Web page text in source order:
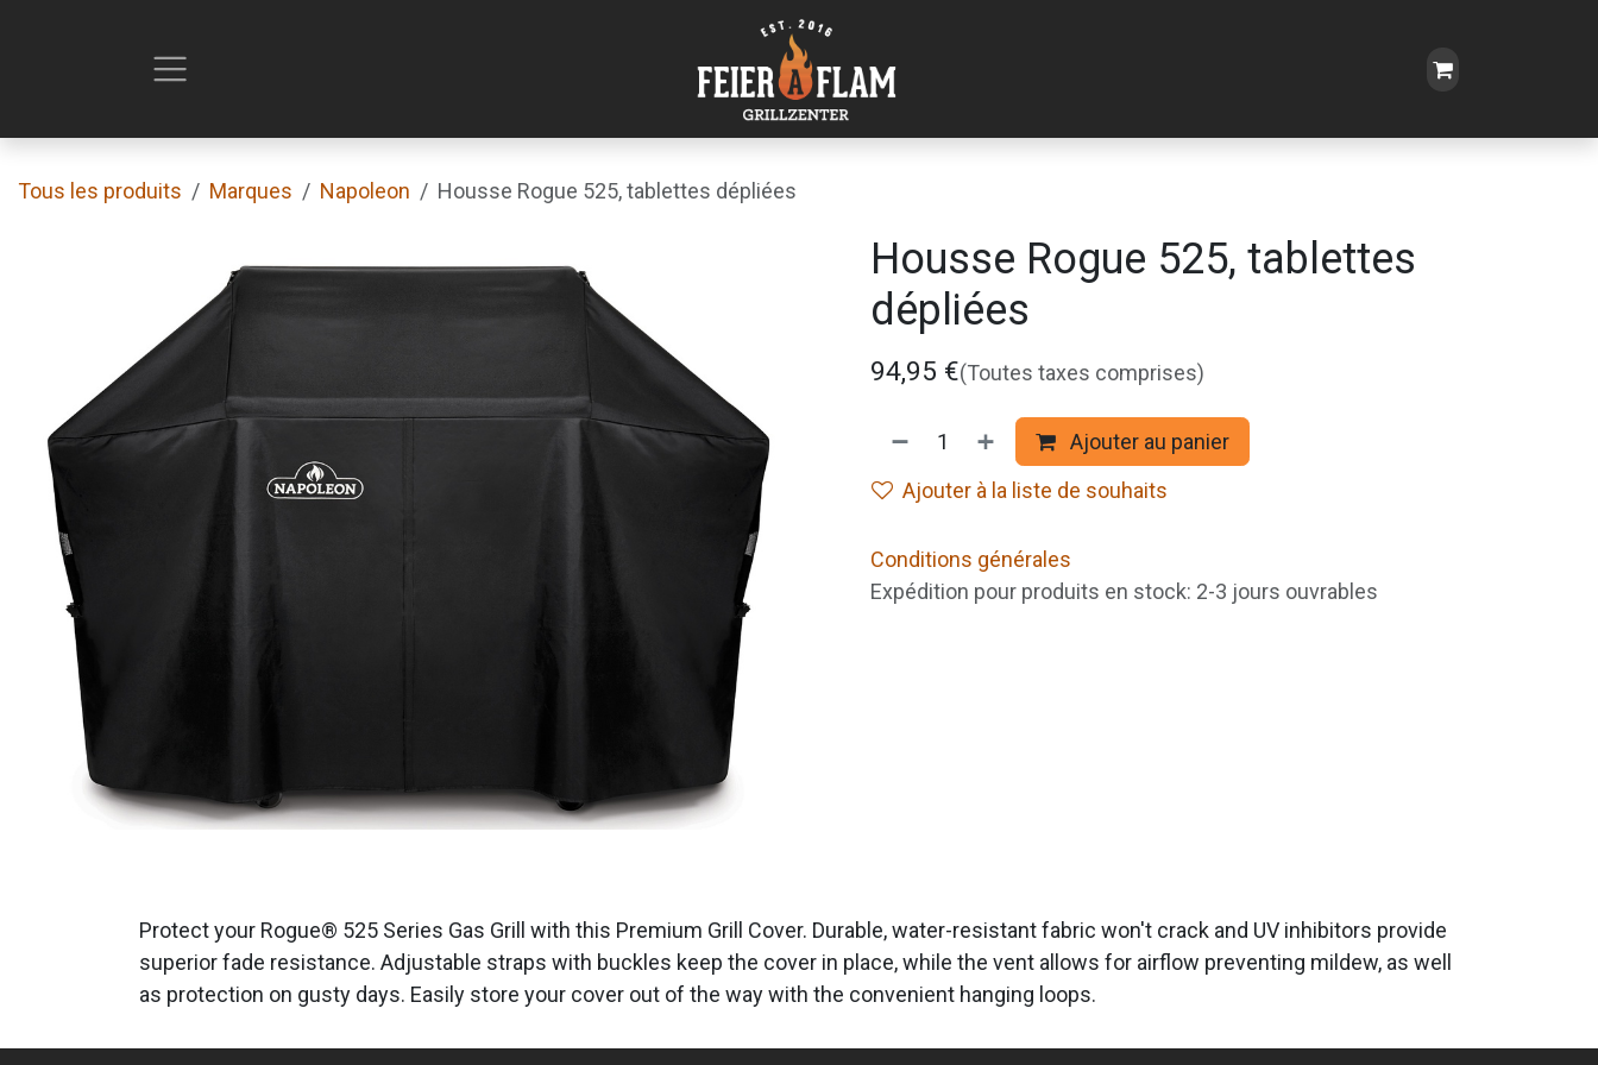
Tous les produits Marques Napoleon Housse Rogue 525, tablettes dépliées
Housse Rogue 525, tablettes
dépliées
94,95 €(Toutes taxes comprises)
Ajouter au panier
Ajouter à la liste de souhaits
Conditions générales
Expédition pour produits en stock: 2-3 jours ouvrables
Protect your Rogue® 525 Series Gas Grill with this Premium Grill Cover. Durable, water-resistant fabric won't crack and UV inhibitors provide
superior fade resistance. Adjustable straps with buckles keep the cover in place, while the vent allows for airflow preventing mildew, as well
as protection on gusty days. Easily store your cover out of the way with the convenient hanging loops.